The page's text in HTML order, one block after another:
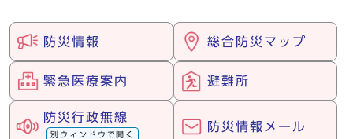
防災情報 総合防災マップ
緊急医療案内 避難所
防災行政無線
別ウィンドウで開く
防災情報メール